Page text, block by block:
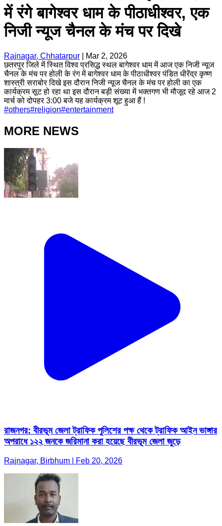
में रंगे बागेश्वर धाम के पीठाधीश्वर, एक
निजी न्यूज चैनल के मंच पर दिखे
Rajnagar, Chhatarpur
Mar 2, 2026
छतरपुर जिले में स्थित विश्व प्रसिद्ध स्थल बागेश्वर धाम में आज एक निजी न्यूज
चैनल के मंच पर होली के रंग में बागेश्वर धाम के पीठाधीश्वर पंडित धीरेंद्र कृष्ण
शास्त्री सराबोर दिखे इस दौरान निजी न्यूज चैनल के मंच पर होली का एक
कार्यक्रम सूट हो रहा था इस दौरान बड़ी संख्या में भक्तगण भी मौजूद रहे आज 2
मार्च को दोपहर 3:00 बजे यह कार्यक्रम शूट हुआ हैं !
#others#religion#entertainment
MORE NEWS
রাজনগর: বীরভূম জেলা ট্রাফিক পুলিশের পক্ষ থেকে ট্রাফিক আইন ভাঙ্গার
অপরাধে ১২২ জনকে জরিমানা করা হয়েছে বীরভূম জেলা জুড়ে
Rajnagar, Birbhum | Feb 20, 2026